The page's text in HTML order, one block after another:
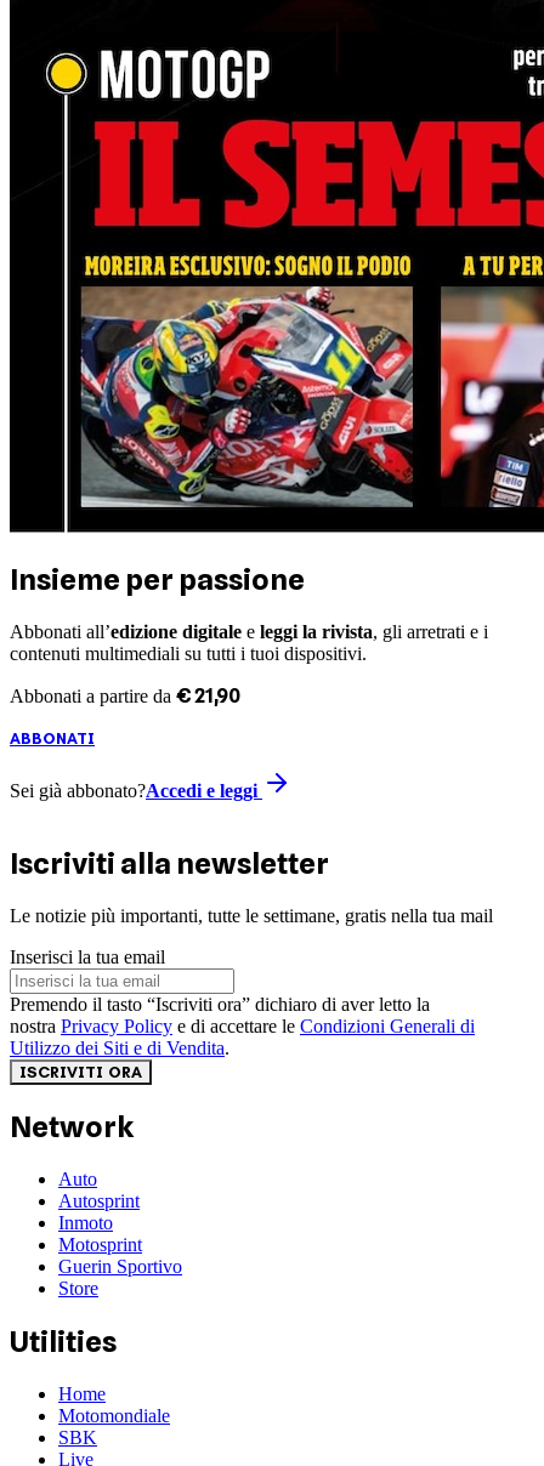
Insieme per passione
Abbonati all’edizione digitale e leggi la rivista, gli arretrati e i
contenuti multimediali su tutti i tuoi dispositivi.
Abbonati a partire da €21 ,90
ABBONATI
Sei già abbonato?Accedi e leggi
Iscriviti alla newsletter
Le notizie più importanti, tutte le settimane, gratis nella tua mail
Inserisci la tua email
Premendo il tasto “Iscriviti ora” dichiaro di aver letto la
nostra Privacy Policy e di accettare le Condizioni Generali di
Utilizzo dei Siti e di Vendita.
ISCRIVITI ORA
Network
Auto
Autosprint
Inmoto
Motosprint
Guerin Sportivo
Store
Utilities
Home
Motomondiale
SBK
Live